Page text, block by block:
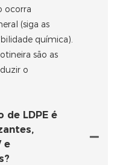
ocorra
(siga as
química).
são as
o
LDPE é
e